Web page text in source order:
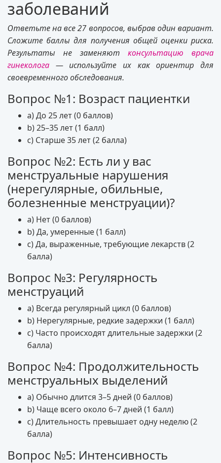
заболеваний
Ответьте на все 27 вопросов, выбрав один вариант.
Сложите баллы для получения общей оценки риска.
Результаты не заменяют консультацию врача
гинеколога — используйте их как ориентир для
своевременного обследования.
Вопрос №1: Возраст пациентки
a) До 25 лет (0 баллов)
b) 25–35 лет (1 балл)
c) Старше 35 лет (2 балла)
Вопрос №2: Есть ли у вас
менструальные нарушения
(нерегулярные, обильные,
болезненные менструации)?
a) Нет (0 баллов)
b) Да, умеренные (1 балл)
c) Да, выраженные, требующие лекарств (2
балла)
Вопрос №3: Регулярность
менструаций
a) Всегда регулярный цикл (0 баллов)
b) Нерегулярные, редкие задержки (1 балл)
c) Часто происходят длительные задержки (2
балла)
Вопрос №4: Продолжительность
менструальных выделений
a) Обычно длится 3–5 дней (0 баллов)
b) Чаще всего около 6–7 дней (1 балл)
c) Длительность превышает одну неделю (2
балла)
Вопрос №5: Интенсивность